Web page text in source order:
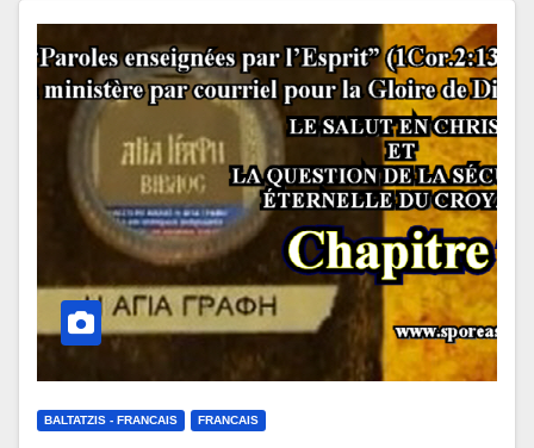
BALTATZIS - FRANCAIS FRANCAIS